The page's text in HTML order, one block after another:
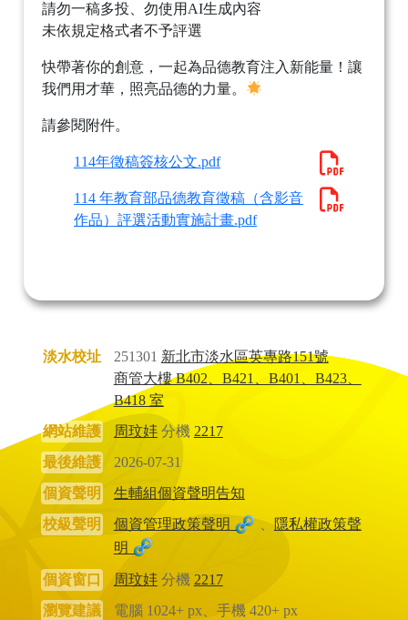
請勿一稿多投、勿使用AI生成內容
未依規定格式者不予評選
快帶著你的創意，一起為品德教育注入新能量！讓
我們用才華，照亮品德的力量。
請參閱附件。
114年徵稿簽核公文.pdf
114 年教育部品德教育徵稿（含影音
作品）評選活動實施計畫.pdf
淡水校址 251301 新北市淡水區英專路151號
商管大樓 B402、B421、B401、B423、
B418 室
網站維護
周玟妦分機 2217
最後維護
2026-07-31
個資聲明
生輔組個資聲明告知
校級聲明
個資管理政策聲明 、
隱私權政策聲
明
個資窗口 周玟妦分機 2217
瀏覽建議
電腦 1024+ px、手機 420+ px